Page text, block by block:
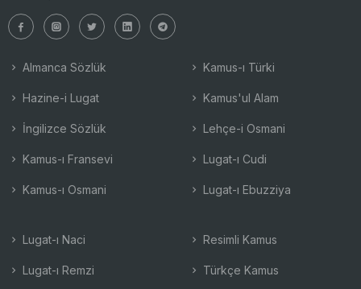
Almanca Sözlük
Hazine-i Lugat
İngilizce Sözlük
Kamus-ı Fransevi
Kamus-ı Osmani
Kamus-ı Türki
Kamus'ul Alam
Lehçe-i Osmani
Lugat-ı Cudi
Lugat-ı Ebuzziya
Lugat-ı Naci
Lugat-ı Remzi
Resimli Kamus
Türkçe Kamus